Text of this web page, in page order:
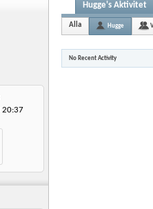
20:37
Hugge's Aktivitet
Alla Hugge
No Recent Activity